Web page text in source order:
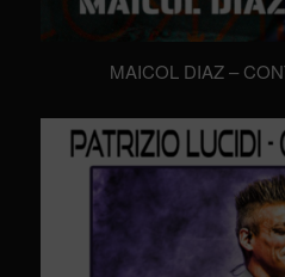
MAICOL DIAZ –